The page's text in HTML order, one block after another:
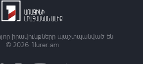
միջև ռազմական
են
իրավունքները պաշտպանված են
© 2026 1lurer.am